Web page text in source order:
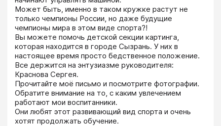
Может быть, именно в таком кружке растут не
только чемпионы России, но даже будущие
чемпионы мира в этом виде спорта?!
Вы можете помочь детской секции картинга,
которая находится в городе Сызрань. У них в
настоящее время просто бедственное положение.
Все держится на энтузиазме руководителя:
Краснова Сергея.
Прочитайте моё письмо и посмотрите фотографии.
Обратите внимание на то, с каким увлечением
работают мои воспитанники.
Они любят этот развивающий вид спорта и очень
хотят продолжать обучение.